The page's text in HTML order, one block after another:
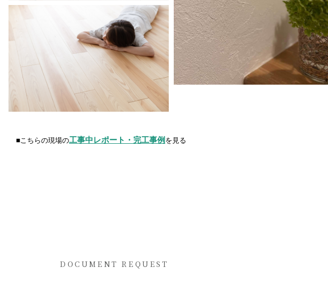
■こちらの現場の工事中レポート・完工事例 を見る
DOCUMENT REQUEST